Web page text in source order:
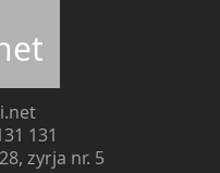
131
zyrja nr. 5